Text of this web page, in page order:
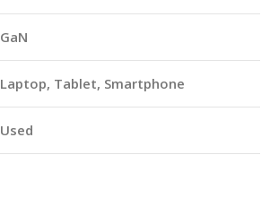
GaN
Laptop, Tablet, Smartphone
Used